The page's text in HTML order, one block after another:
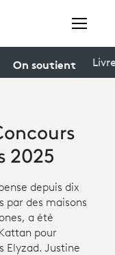
On soutient
2025
depuis dix
par des maisons
a été
pour
Elyzad. Justine